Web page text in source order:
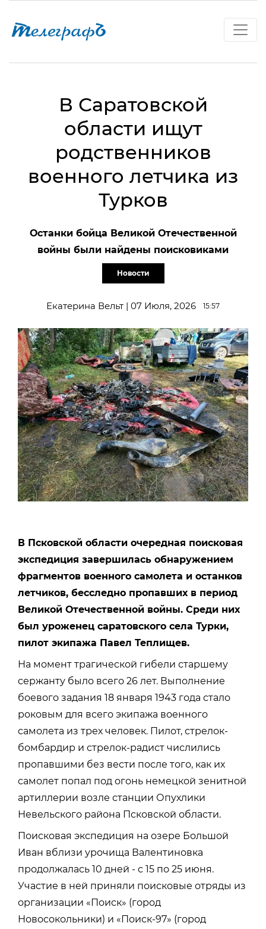
В Саратовской
области ищут
родственников
военного летчика из
Турков
Останки бойца Великой Отечественной
войны были найдены поисковиками
Новости
Екатерина Вельт | 07 Июля, 2026 15:57
В Псковской области очередная поисковая
экспедиция завершилась обнаружением
фрагментов военного самолета и останков
летчиков, бесследно пропавших в период
Великой Отечественной войны. Среди них
был уроженец саратовского села Турки,
пилот экипажа Павел Теплищев.
На момент трагической гибели старшему
сержанту было всего 26 лет. Выполнение
боевого задания 18 января 1943 года стало
роковым для всего экипажа военного
самолета из трех человек. Пилот, стрелок-
бомбардир и стрелок-радист числились
пропавшими без вести после того, как их
самолет попал под огонь немецкой зенитной
артиллерии возле станции Опухлики
Невельского района Псковской области.
Поисковая экспедиция на озере Большой
Иван вблизи урочища Валентиновка
продолжалась 10 дней - с 15 по 25 июня.
Участие в ней приняли поисковые отряды из
организации «Поиск» (город
Новосокольники) и «Поиск-97» (город